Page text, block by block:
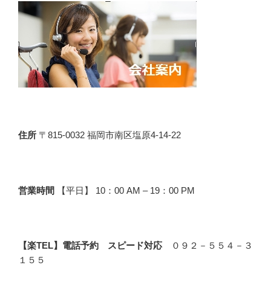
住所 〒815-0032 福岡市南区塩原4-14-22
営業時間 【平日】 10：00 AM – 19：00 PM
【楽TEL】電話予約 スピード対応
０９２－５５４－３
１５５